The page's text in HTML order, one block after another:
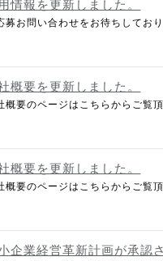
情報を更新しました。
募お問い合わせをお待ちしてお
概要を更新しました。
概要のページはこちらからご覧頂
概要を更新しました。
概要のページはこちらからご覧頂
企業経営革新計画が承認